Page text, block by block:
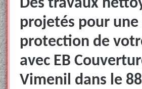
Des travaux
projetés pour une
protection de
avec EB
Vimenil dans le